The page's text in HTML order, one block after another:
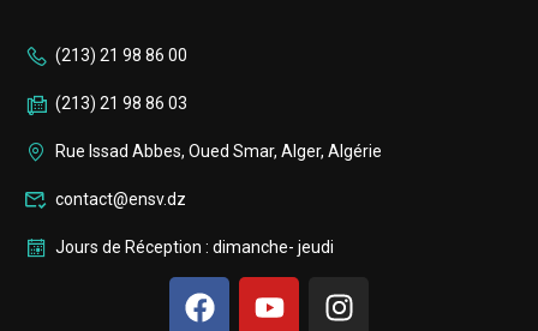
(213) 21 98 86 00
(213) 21 98 86 03
Rue Issad Abbes, Oued Smar, Alger, Algérie
contact@ensv.dz
Jours de Réception : dimanche- jeudi